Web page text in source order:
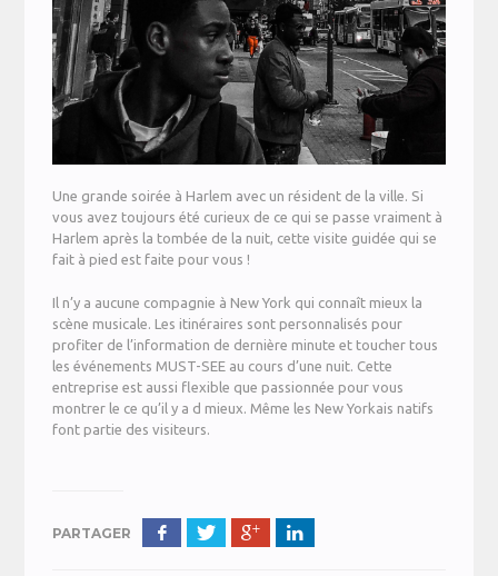
Une grande soirée à Harlem avec un résident de la ville. Si
vous avez toujours été curieux de ce qui se passe vraiment à
Harlem après la tombée de la nuit, cette visite guidée qui se
fait à pied est faite pour vous !
Il n’y a aucune compagnie à New York qui connaît mieux la
scène musicale. Les itinéraires sont personnalisés pour
profiter de l’information de dernière minute et toucher tous
les événements MUST-SEE au cours d’une nuit. Cette
entreprise est aussi flexible que passionnée pour vous
montrer le ce qu’il y a d mieux. Même les New Yorkais natifs
font partie des visiteurs.
PARTAGER